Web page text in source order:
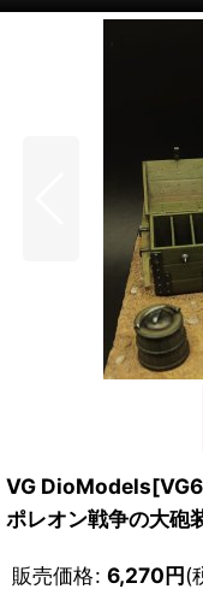
VG
ポレオン戦争の大砲
販売価格: 6,270円(